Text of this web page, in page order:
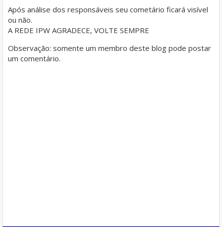
Após análise dos responsáveis seu cometário ficará visível
ou não.
A REDE IPW AGRADECE, VOLTE SEMPRE
Observação: somente um membro deste blog pode postar
um comentário.